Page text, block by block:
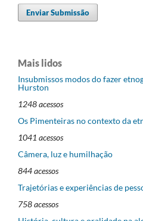
Enviar Submissão
Mais lidos
Insubmissos modos do fazer
Hurston
1248 acessos
Os Pimenteiras no contexto da
1041 acessos
Câmera, luz e humilhação
844 acessos
Trajetórias e experiências de
758 acessos